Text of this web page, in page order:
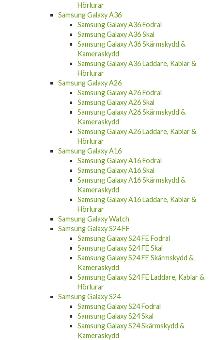
Hörlurar
Samsung Galaxy A36
Samsung Galaxy A36 Fodral
Samsung Galaxy A36 Skal
Samsung Galaxy A36 Skärmskydd &
Kameraskydd
Samsung Galaxy A36 Laddare, Kablar &
Hörlurar
Samsung Galaxy A26
Samsung Galaxy A26 Fodral
Samsung Galaxy A26 Skal
Samsung Galaxy A26 Skärmskydd &
Kameraskydd
Samsung Galaxy A26 Laddare, Kablar &
Hörlurar
Samsung Galaxy A16
Samsung Galaxy A16 Fodral
Samsung Galaxy A16 Skal
Samsung Galaxy A16 Skärmskydd &
Kameraskydd
Samsung Galaxy A16 Laddare, Kablar &
Hörlurar
Samsung Galaxy Watch
Samsung Galaxy S24 FE
Samsung Galaxy S24 FE Fodral
Samsung Galaxy S24 FE Skal
Samsung Galaxy S24 FE Skärmskydd &
Kameraskydd
Samsung Galaxy S24 FE Laddare, Kablar &
Hörlurar
Samsung Galaxy S24
Samsung Galaxy S24 Fodral
Samsung Galaxy S24 Skal
Samsung Galaxy S24 Skärmskydd &
Kameraskydd